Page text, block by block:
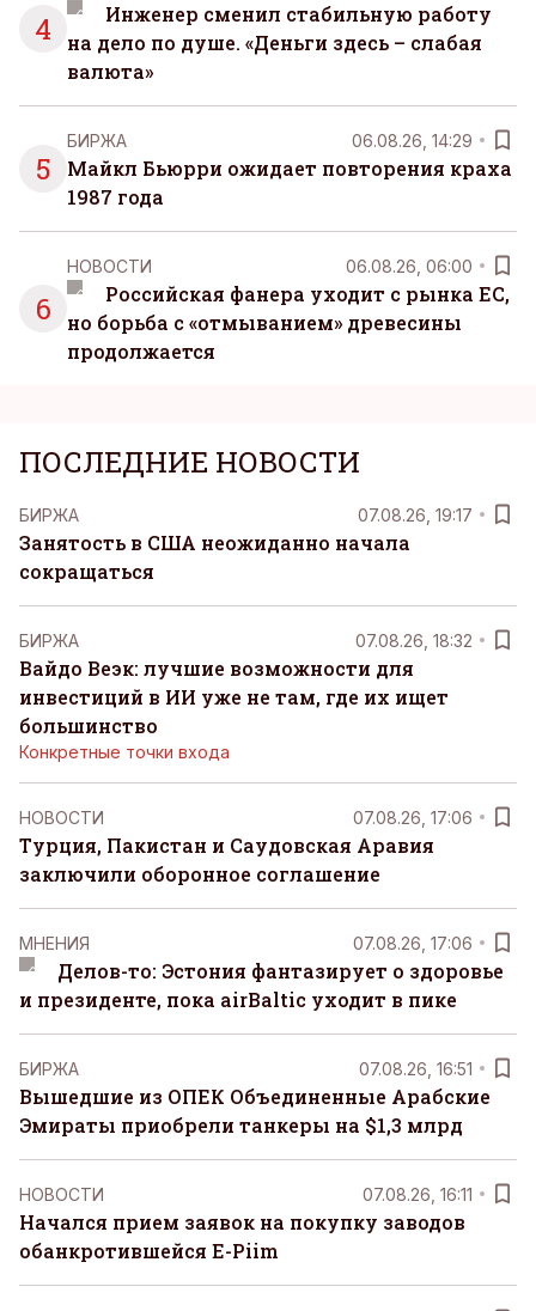
4
Инженер сменил стабильную работу
на дело по душе. «Деньги здесь – слабая
валюта»
5
БИРЖА 06.08.26, 14:29
Майкл Бьюрри ожидает повторения краха
1987 года
6
НОВОСТИ 06.08.26, 06:00
Российская фанера уходит с рынка ЕС,
но борьба с «отмыванием» древесины
продолжается
ПОСЛЕДНИЕ НОВОСТИ
БИРЖА 07.08.26, 19:17
Занятость в США неожиданно начала
сокращаться
БИРЖА 07.08.26, 18:32
Вайдо Веэк: лучшие возможности для
инвестиций в ИИ уже не там, где их ищет
большинство
Конкретные точки входа
НОВОСТИ 07.08.26, 17:06
Турция, Пакистан и Саудовская Аравия
заключили оборонное соглашение
MНЕНИЯ 07.08.26, 17:06
Делов-то: Эстония фантазирует о здоровье
и президенте, пока airBaltic уходит в пике
БИРЖА 07.08.26, 16:51
Вышедшие из ОПЕК Объединенные Арабские
Эмираты приобрели танкеры на $1,3 млрд
НОВОСТИ 07.08.26, 16:11
Начался прием заявок на покупку заводов
обанкротившейся E-Piim